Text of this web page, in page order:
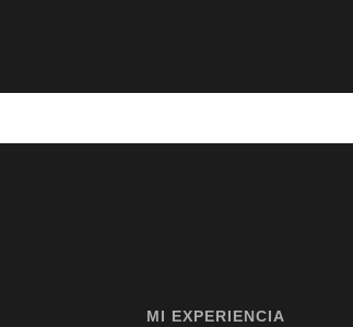
MI EXPERIENCIA